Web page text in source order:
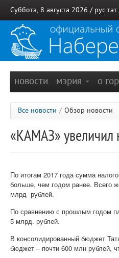
Суббота, 8 августа 2026 / рус тат
новости мэрия о
Все новости / Обзор новости
«КАМАЗ» увеличил
По итогам 2017 года сумма
больше, чем годом ранее. Всего
млрд рублей.
По сравнению с прошлым годом
5 млрд. рублей.
В консолидированный бюджет
бюджет – почти 600 млн рублей,